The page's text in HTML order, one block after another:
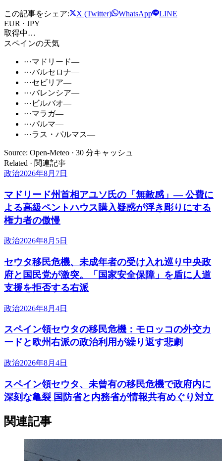
この記事をシェア: X (Twitter) WhatsApp
LINE
EUR · JPY
取得中…
スペインの天気
⋯マドリード—
⋯バルセロナ—
⋯セビリア—
⋯バレンシア—
⋯ ビルバオ—
⋯マラガ—
⋯パルマ—
⋯ラス・パルマス—
Source: Open-Meteo · 30 分キャッシュ
Related · 関連記事
政治2026年8月7日
マドリード州首相アユソ氏の「無敵感」— 公費に
よる高級ペントハウス購入疑惑が浮き彫りにする
権力者の傲慢
政治2026年8月5日
セウタ移民危機、未成年者の受け入れ巡り中央政
府と国民党が激突。「国家安全保障」を盾に人道
支援を拒否する右派
政治2026年8月4日
スペイン領セウタの移民危機：モロッコの外交カ
ードと欧州右派の政治利用が繰り返す悲劇
政治2026年8月4日
スペイン領セウタ、未曾有の移民危機で政府内に
深刻な亀裂 国防省と内務省が情報共有めぐり対立
関連記事